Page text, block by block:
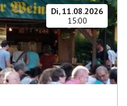
Di, 11.08.2026
15:00